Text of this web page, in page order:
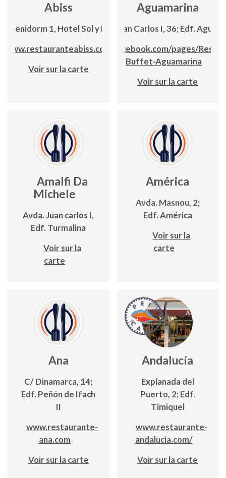
Abiss
C/Benidorm 1, Hotel Sol y Mar
www.restauranteabiss.com
Voir sur la carte
Aguamarina
Avda. Juan Carlos I, 36; Edf.
www.facebook.com/pages/
Buffet-Aguamarina
Voir sur la carte
Amalfi Da
Michele
Avda. Juan carlos I,
Edf. Turmalina
Voir sur la
carte
América
Avda. Masnou, 2;
Edf. América
Voir sur la
carte
Ana
C/ Dinamarca, 14;
Edf. Peñón de Ifach
II
www.restaurante-
ana.com
Voir sur la carte
Andalucía
Explanada del
Puerto, 2; Edf.
Timiquel
www.restaurante-
andalucia.com/
Voir sur la carte